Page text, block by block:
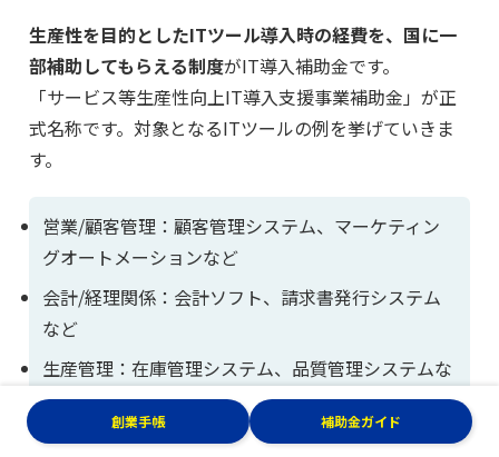
生産性を目的としたITツール導入時の経費を、国に一
部補助してもらえる制度がIT導入補助金です。
「サービス等生産性向上IT導入支援事業補助金」が正
式名称です。対象となるITツールの例を挙げていきま
す。
営業/顧客管理：顧客管理システム、マーケティン
グオートメーションなど
会計/経理関係：会計ソフト、請求書発行システム
など
生産管理：在庫管理システム、品質管理システムな
ど
人事/労務管理：給与計算システム、採用管理シス
創業手帳 補助金ガイド